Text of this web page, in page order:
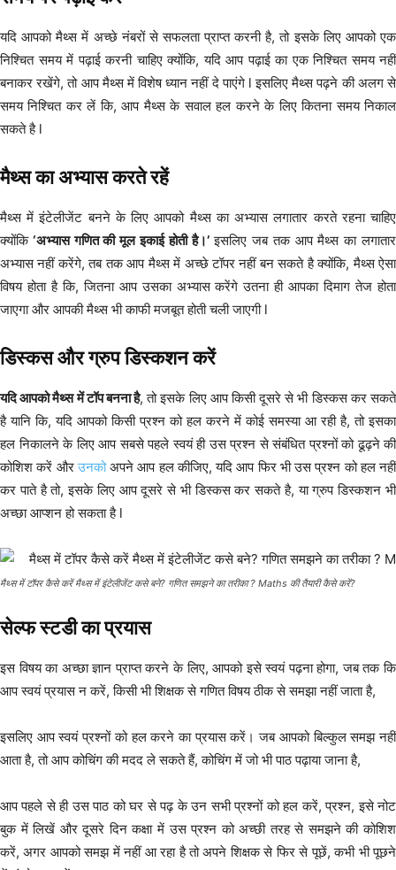
यदि आपको मैथ्स में अच्छे नंबरों से सफलता प्राप्त करनी है, तो इसके लिए आपको एक
निश्चित समय में पढ़ाई करनी चाहिए क्योंकि, यदि आप पढ़ाई का एक निश्चित समय नहीं
बनाकर रखेंगे, तो आप मैथ्स में विशेष ध्यान नहीं दे पाएंगे l इसलिए मैथ्स पढ़ने की अलग से
समय निश्चित कर लें कि, आप मैथ्स के सवाल हल करने के लिए कितना समय निकाल
सकते है l
मैथ्स का अभ्यास करते रहें
मैथ्स में इंटेलीजेंट बनने के लिए आपको मैथ्स का अभ्यास लगातार करते रहना चाहिए
क्योंकि‘अभ्यास गणित की मूल इकाई होती है।’इसलिए जब तक आप मैथ्स का लगातार
अभ्यास नहीं करेंगे, तब तक आप मैथ्स में अच्छे टॉपर नहीं बन सकते है क्योंकि, मैथ्स ऐसा
विषय होता है कि, जितना आप उसका अभ्यास करेंगे उतना ही आपका दिमाग तेज होता
जाएगा और आपकी मैथ्स भी काफी मजबूत होती चली जाएगी l
डिस्कस और ग्रुप डिस्कशन करें
यदि आपको मैथ्स में टॉप बनना है, तो इसके लिए आप किसी दूसरे से भी डिस्कस कर सकते
है यानि कि, यदि आपको किसी प्रश्न को हल करने में कोई समस्या आ रही है, तो इसका
हल निकालने के लिए आप सबसे पहले स्वयं ही उस प्रश्न से संबंधित प्रश्नों को ढूढ़ने की
कोशिश करें औरउनकोअपने आप हल कीजिए, यदि आप फिर भी उस प्रश्न को हल नहीं
कर पाते है तो, इसके लिए आप दूसरे से भी डिस्कस कर सकते है, या ग्रुप डिस्कशन भी
अच्छा आप्शन हो सकता है l
मैथ्स में टॉपर कैसे करें मैथ्स में इंटेलीजेंट कसे बने? गणित समझने का तरीका ? Maths की तैयारी कैसे करें?
सेल्फ स्टडी का प्रयास
इस विषय का अच्छा ज्ञान प्राप्त करने के लिए, आपको इसे स्वयं पढ़ना होगा, जब तक कि
आप स्वयं प्रयास न करें, किसी भी शिक्षक से गणित विषय ठीक से समझा नहीं जाता है,
इसलिए आप स्वयं प्रश्नों को हल करने का प्रयास करें। जब आपको बिल्कुल समझ नहीं
आता है, तो आप कोचिंग की मदद ले सकते हैं, कोचिंग में जो भी पाठ पढ़ाया जाना है,
आप पहले से ही उस पाठ को घर से पढ़ के उन सभी प्रश्नों को हल करें, प्रश्न, इसे नोट
बुक में लिखें और दूसरे दिन कक्षा में उस प्रश्न को अच्छी तरह से समझने की कोशिश
करें, अगर आपको समझ में नहीं आ रहा है तो अपने शिक्षक से फिर से पूछें, कभी भी पूछने